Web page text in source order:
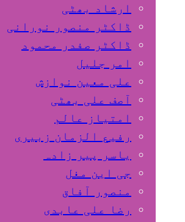
ارشاد بھٹی
ڈاکٹر منصور نورانی
ڈاکٹر صفدر محمود
امر جلیل
علی معین نوازش
آصف علی بھٹی
امتیاز عالم
رفیع الزمان زبیری
یاسر پیر زادہ
جی این مغل
منصور آفاق
رضا علی عابدی